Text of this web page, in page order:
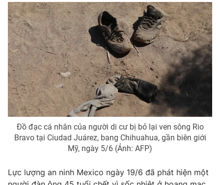
Sản phẩm
Thị trường
Tư vấn
Lịch phát sóng
Chuyên mục khác
Emagazine Podcast
Photo Infographic
Video Shorts video
Đồ đạc cá nhân của người di cư bị bỏ lại ven sông Rio
Bravo tại Ciudad Juárez, bang Chihuahua, gần biên giới
Mỹ, ngày 5/6 (Ảnh: AFP)
Lực lượng an ninh Mexico ngày 19/6 đã phát hiện một